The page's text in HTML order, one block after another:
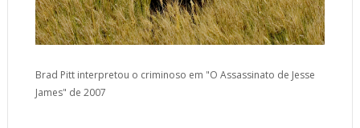
Brad Pitt interpretou o criminoso em "O Assassinato de Jesse
James" de 2007